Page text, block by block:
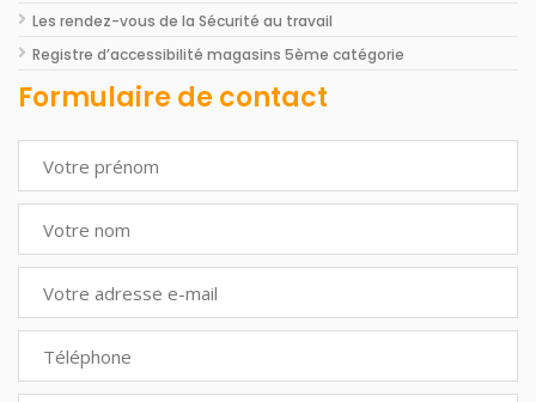
Les rendez-vous de la Sécurité au travail
Registre d’accessibilité magasins 5ème catégorie
Formulaire de contact